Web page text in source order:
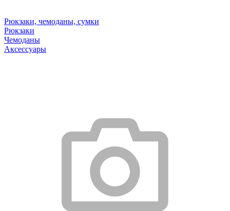
Рюкзаки, чемоданы, сумки
Рюкзаки
Чемоданы
Аксессуары